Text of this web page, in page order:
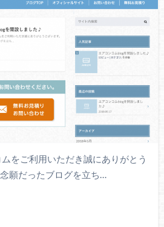
をご利用いただき誠にありがとう
願だったブログを立ち…